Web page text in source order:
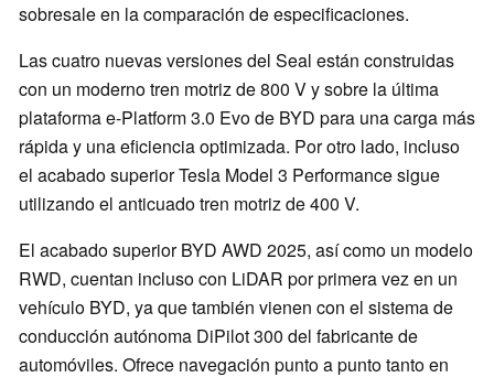
sobresale en la comparación de especificaciones.
Las cuatro nuevas versiones del Seal están construidas
con un moderno tren motriz de 800 V y sobre la última
plataforma e-Platform 3.0 Evo de BYD para una carga más
rápida y una eficiencia optimizada. Por otro lado, incluso
el acabado superior Tesla Model 3 Performance sigue
utilizando el anticuado tren motriz de 400 V.
El acabado superior BYD AWD 2025, así como un modelo
RWD, cuentan incluso con LiDAR por primera vez en un
vehículo BYD, ya que también vienen con el sistema de
conducción autónoma DiPilot 300 del fabricante de
automóviles. Ofrece navegación punto a punto tanto en